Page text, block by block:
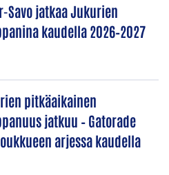
Savo jatkaa Jukurien
kaudella 2026–2027
pitkäaikainen
jatkuu – Gatorade
arjessa kaudella